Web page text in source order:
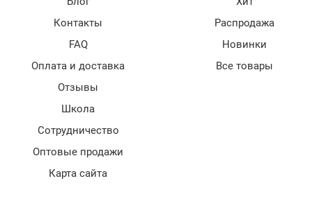
Контакты
FAQ
Оплата и доставка
Отзывы
Школа
Сотрудничество
Оптовые продажи
Карта сайта
Распродажа
Новинки
Все товары